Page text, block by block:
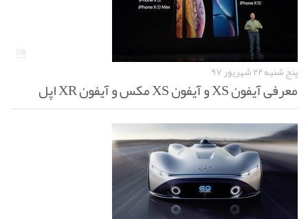
پنج شنبه ۲۲ شهریور ۹۷
معرفی آیفون XS و آیفون XS مکس و آیفون XR اپل